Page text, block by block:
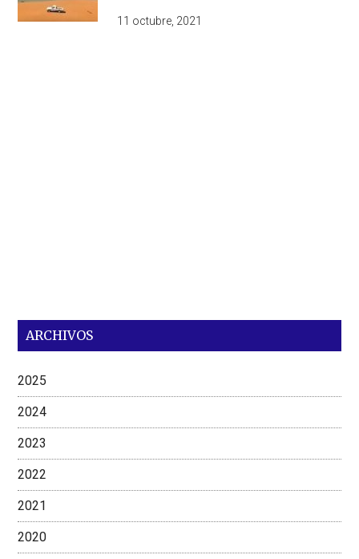
11 octubre, 2021
ARCHIVOS
2025
2024
2023
2022
2021
2020